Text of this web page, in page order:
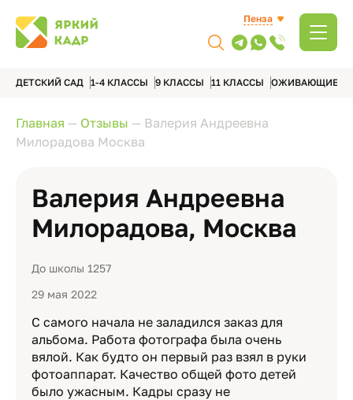
Пенза
ДЕТСКИЙ САД 1-4 КЛАССЫ 9 КЛАССЫ 11 КЛАССЫ ОЖИВАЮЩИЕ
Главная — Отзывы — Валерия Андреевна
Милорадова Москва
Валерия Андреевна
Милорадова, Москва
До школы 1257
29 мая 2022
С самого начала не заладился заказ для
альбома. Работа фотографа была очень
вялой. Как будто он первый раз взял в руки
фотоаппарат. Качество общей фото детей
было ужасным. Кадры сразу не